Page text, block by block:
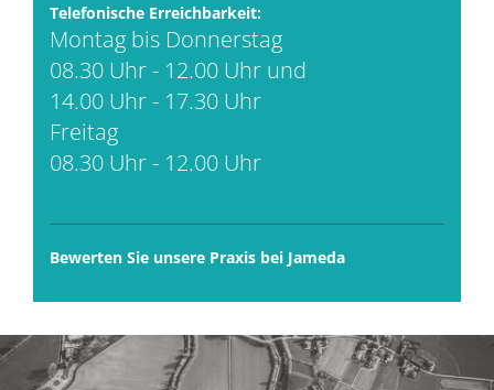
Telefonische Erreichbarkeit:
Montag bis Donnerstag
08.30 Uhr - 12.00 Uhr und
14.00 Uhr - 17.30 Uhr
Freitag
08.30 Uhr - 12.00 Uhr
Bewerten Sie unsere Praxis bei Jameda